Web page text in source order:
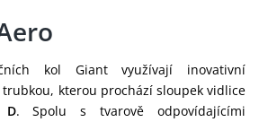
kol Giant využívají inovativní
kterou prochází sloupek vidlice
D. Spolu s tvarově odpovídajícími